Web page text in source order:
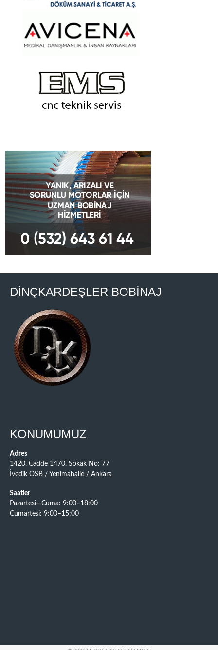
DİNÇKARDEŞLER BOBİNAJ
KONUMUMUZ
Adres
1420. Cadde 1470. Sokak No: 77
İvedik OSB / Yenimahalle / Ankara
Saatler
Pazartesi—Cuma: 9:00–18:00
Cumartesi: 9:00–15:00